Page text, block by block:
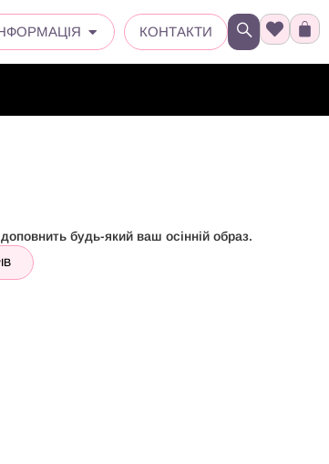
КОНТАКТИ
будь-який ваш осінній образ.